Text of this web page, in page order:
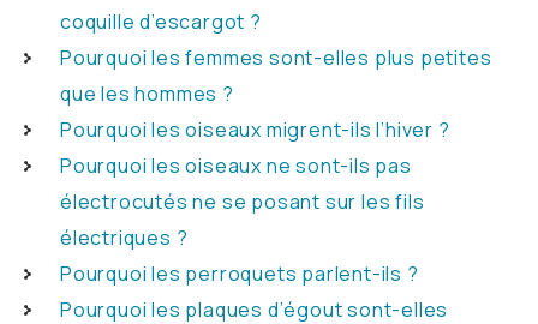
coquille d’escargot ?
Pourquoi les femmes sont-elles plus petites
que les hommes ?
Pourquoi les oiseaux migrent-ils l’hiver ?
Pourquoi les oiseaux ne sont-ils pas
électrocutés ne se posant sur les fils
électriques ?
Pourquoi les perroquets parlent-ils ?
Pourquoi les plaques d’égout sont-elles